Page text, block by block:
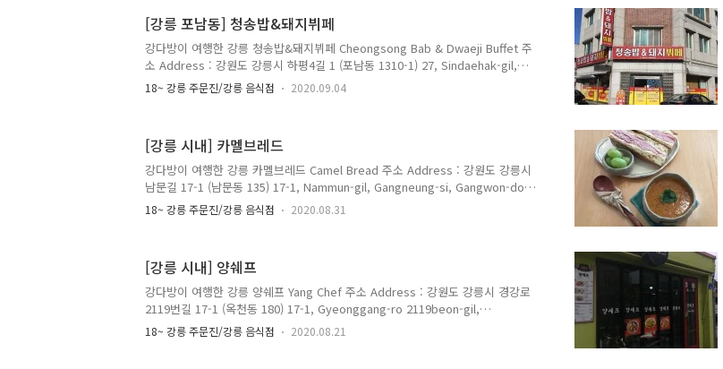
나. 선택 3일권 (유효기간 7일) 일반 : 100,000원 / 만 25세 이하 : 50,000원 *
2021년 2월까지 한시적으로 만 ..
[강릉 포남동] 청송밥&돼지뷔페
강다방이 여행한 강릉 청송밥&돼지뷔페 Cheongsong Bab & Dwaeji Buffet 주
소 Address : 강원도 강릉시 하평4길 1 (포남동 1310-1) 27, Sindaehak-gil,
Gangneung-si, Gangwon-do 전화 Telephone : 033-651-6890 영업 시간
Opening Hours : 매일 Everyday 10:00~21:00 메뉴 및 가격 Menu with
대를 가지고 가면 실망할 수도 있으나 가격이 워낙 저렴하기 때문에 모든 것이
용서된다. 주방에 계..
18~ 강릉 주문진/강릉 음식점 2020.09.04
[강릉 시내] 카멜브레드
강다방이 여행한 강릉 카멜브레드 Camel Bread 주소 Address : 강원도 강릉시
남문길 17-1 (남문동 135) 17-1, Nammun-gil, Gangneung-si, Gangwon-do
영업 시간 Opening Hours : 목요일~월요일 Thursday~Monday 11:00~18:00
매주 화요일, 수요일 휴무 Closed Every Tuesday Wednesday 메뉴 및 가격
트 Tomato Soup with Toast 7,000원 샌드위치와 수프 Sandwich with
Soup..
18~ 강릉 주문진/강릉 음식점 2020.08.31
[강릉 시내] 양쉐프
강다방이 여행한 강릉 양쉐프 Yang Chef 주소 Address : 강원도 강릉시 경강로
2119번길 17-1 (옥천동 180) 17-1, Gyeonggang-ro 2119beon-gil,
Gangneung-si, Gangwon-do 전화 Telephone : 033-644-5595 메뉴 및 가격
Menu with Prices : 짜장면 Jjajangmyeon Noodles in Black Bean Sauce
18~ 강릉 주문진/강릉 음식점 2020.08.21